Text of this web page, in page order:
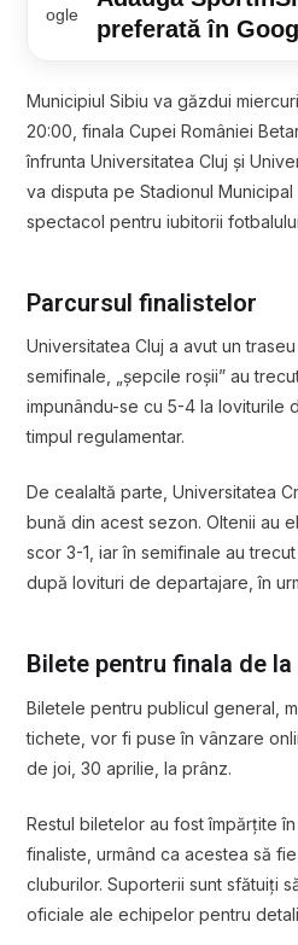
preferată în
Municipiul Sibiu va găzdui
20:00, finala Cupei României
înfrunta Universitatea Cluj și
va disputa pe Stadionul
spectacol pentru iubitorii
Parcursul finalistelor
Universitatea Cluj a avut un
semifinale, „șepcile roșii” au
impunându-se cu 5-4 la loviturile
timpul regulamentar.
De cealaltă parte, Universitatea
bună din acest sezon. Oltenii au
scor 3-1, iar în semifinale au
după lovituri de departajare, în
Bilete pentru finala de la
Biletele pentru publicul general,
tichete, vor fi puse în vânzare
de joi, 30 aprilie, la prânz.
Restul biletelor au fost împărțite
finaliste, urmând ca acestea să
cluburilor. Suporterii sunt sfătuiți
oficiale ale echipelor pentru